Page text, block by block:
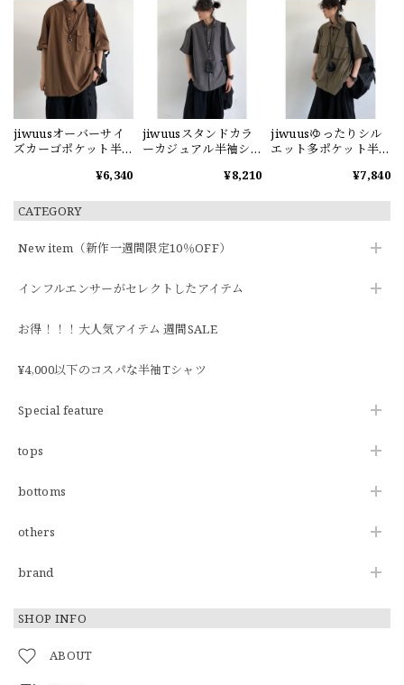
CATEGORY
New item（新作一週間限定10％OFF）
インフルエンサーがセレクトしたアイテム
お得！！！大人気アイテム 週間SALE
¥4,000以下のコスパな半袖Tシャツ
Special feature
tops
bottoms
others
brand
SHOP INFO
ABOUT
jiwuusオーバーサイ
ズカーゴポケット半
¥6,340
jiwuusスタンドカラ
ーカジュアル半袖シ
¥8,210
jiwuusゆったりシル
エット多ポケット半
¥7,840